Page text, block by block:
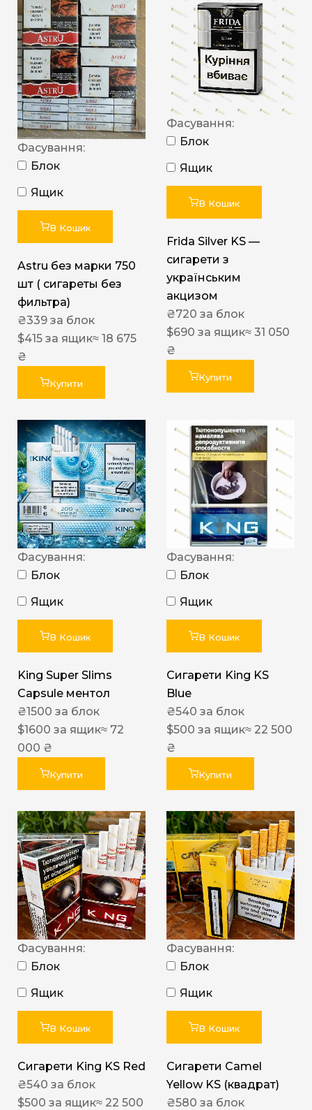
Фасування:
Блок
Ящик
В Кошик
Astru без марки 750
шт ( сигареты без
фильтра)
₴339 за блок
$415 за ящик≈ 18 675
₴
Купити
Фасування:
Блок
Ящик
В Кошик
Frida Silver KS —
сигарети з
українським
акцизом
₴720 за блок
$690 за ящик≈ 31 050
₴
Купити
Фасування:
Блок
Ящик
В Кошик
King Super Slims
Capsule ментол
₴1500 за блок
$1600 за ящик≈ 72
000 ₴
Купити
Фасування:
Блок
Ящик
В Кошик
Сигарети King KS
Blue
₴540 за блок
$500 за ящик≈ 22 500
₴
Купити
Фасування:
Блок
Ящик
В Кошик
Сигарети King KS Red
₴540 за блок
$500 за ящик≈ 22 500
Фасування:
Блок
Ящик
В Кошик
Сигарети Camel
Yellow KS (квадрат)
₴580 за блок